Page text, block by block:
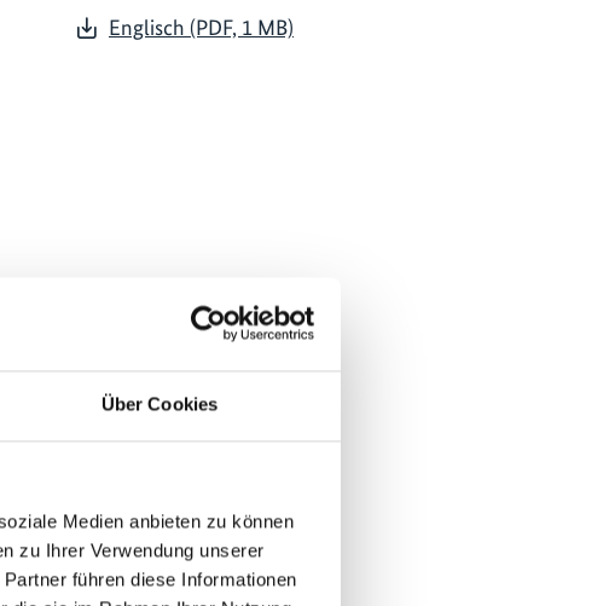
Über Cookies
Medien anbieten zu können
zu Ihrer Verwendung unserer
führen diese Informationen
Englisch (PDF, 1 MB)